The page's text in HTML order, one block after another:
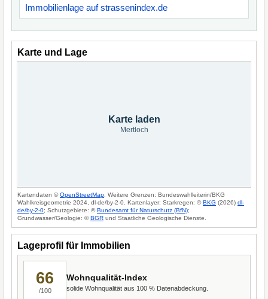
Immobilienlage auf strassenindex.de
Karte und Lage
Karte laden
Mertloch
Kartendaten ©OpenStreetMap . Weitere Grenzen: Bundeswahlleiterin/BKG
Wahlkreisgeometrie 2024, dl-de/by-2-0. Kartenlayer: Starkregen: ©BKG (2026) dl-
de/by-2-0; Schutzgebiete: ©Bundesamt für Naturschutz (BfN);
Grundwasser/Geologie: ©BGR und Staatliche Geologische Dienste.
Lageprofil für Immobilien
66
/100
Wohnqualität-Index
solide Wohnqualität aus 100 % Datenabdeckung.